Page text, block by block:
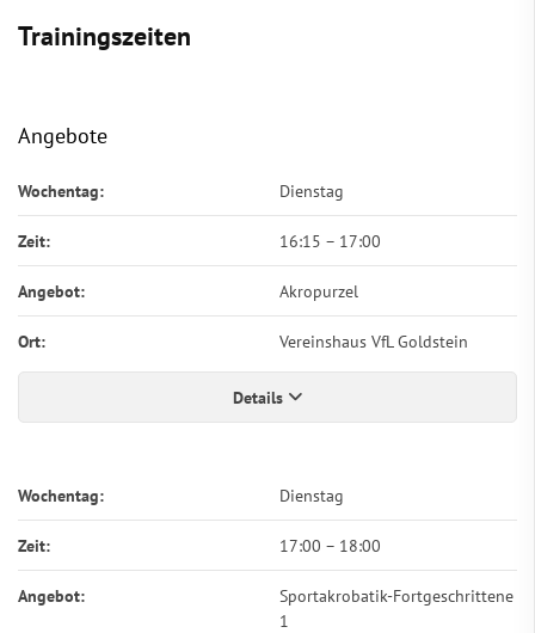
Trainingszeiten
Angebote
Wochentag: Dienstag
Zeit: 16:15 – 17:00
Angebot: Akropurzel
Ort: Vereinshaus VfL Goldstein
Details
Wochentag: Dienstag
Zeit: 17:00 – 18:00
Angebot:
Sportakrobatik-Fortgeschrittene
1